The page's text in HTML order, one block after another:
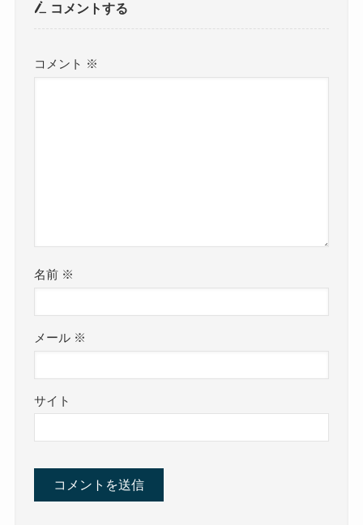
コメントする
コメント ※
名前 ※
メール ※
サイト